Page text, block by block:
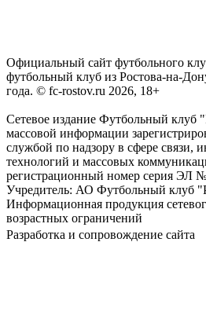
Официальный сайт футбольного
футбольный клуб из Ростова-на-
года. © fc-rostov.ru 2026, 18+
Сетевое издание Футбольный клуб
массовой информации
службой по надзору в сфере связи,
технологий и массовых
регистрационный номер серия ЭЛ
Учредитель: АО Футбольный клуб
Информационная продукция
возрастных ограничений
Разработка и сопровождение сайта